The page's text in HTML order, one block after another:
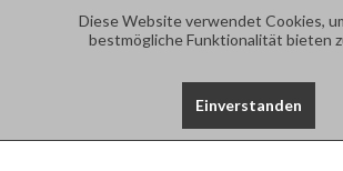
Diese Website verwendet Cookies,
bestmögliche Funktionalität bieten
Einverstanden